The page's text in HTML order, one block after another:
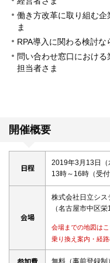
働き方改革に取り組む
ま
RPA導入に関わる検討な
問い合わせ窓口におけ
担当者さま
開催概要
日程
2019年3月13日（
13時～16時（受
会場
株式会社日立シス
（名古屋市中区
会場までの地図は
乗り換え案内・経